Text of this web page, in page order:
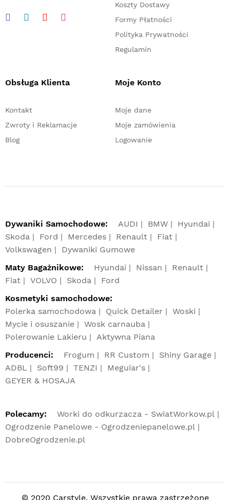
Koszty Dostawy
Formy Płatności
Polityka Prywatności
Regulamin
Obsługa Klienta
Kontakt
Zwroty i Reklamacje
Blog
Moje Konto
Moje dane
Moje zamówienia
Logowanie
Dywaniki Samochodowe: AUDI BMW
Hyundai
Skoda
Ford Mercedes Renault
Fiat
Volkswagen
Dywaniki Gumowe
Maty Bagażnikowe:
Hyundai Nissan
Renault
Fiat
VOLVO Skoda
Ford
Kosmetyki samochodowe:
Polerka samochodowa
Quick Detailer
Woski
Mycie i osuszanie
Wosk carnauba
Polerowanie Lakieru
Aktywna Piana
Producenci:
Frogum RR Custom
Shiny Garage
ADBL
Soft99 TENZI
Meguiar's
GEYER & HOSAJA
Polecamy:
Worki do odkurzacza - SwiatWorkow.pl
Ogrodzenie Panelowe - Ogrodzeniepanelowe.pl
DobreOgrodzenie.pl
© 2020 Carstyle. Wszystkie prawa zastrzeżone